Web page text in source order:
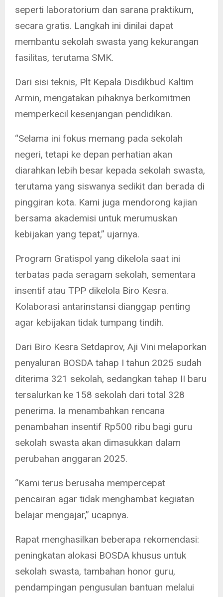
seperti laboratorium dan sarana praktikum,
secara gratis. Langkah ini dinilai dapat
membantu sekolah swasta yang kekurangan
fasilitas, terutama SMK.
Dari sisi teknis, Plt Kepala Disdikbud Kaltim
Armin, mengatakan pihaknya berkomitmen
memperkecil kesenjangan pendidikan.
“Selama ini fokus memang pada sekolah
negeri, tetapi ke depan perhatian akan
diarahkan lebih besar kepada sekolah swasta,
terutama yang siswanya sedikit dan berada di
pinggiran kota. Kami juga mendorong kajian
bersama akademisi untuk merumuskan
kebijakan yang tepat,” ujarnya.
Program Gratispol yang dikelola saat ini
terbatas pada seragam sekolah, sementara
insentif atau TPP dikelola Biro Kesra.
Kolaborasi antarinstansi dianggap penting
agar kebijakan tidak tumpang tindih.
Dari Biro Kesra Setdaprov, Aji Vini melaporkan
penyaluran BOSDA tahap I tahun 2025 sudah
diterima 321 sekolah, sedangkan tahap II baru
tersalurkan ke 158 sekolah dari total 328
penerima. Ia menambahkan rencana
penambahan insentif Rp500 ribu bagi guru
sekolah swasta akan dimasukkan dalam
perubahan anggaran 2025.
“Kami terus berusaha mempercepat
pencairan agar tidak menghambat kegiatan
belajar mengajar,” ucapnya.
Rapat menghasilkan beberapa rekomendasi:
peningkatan alokasi BOSDA khusus untuk
sekolah swasta, tambahan honor guru,
pendampingan pengusulan bantuan melalui